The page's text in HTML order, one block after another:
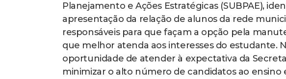
Planejamento e Ações Estratégicas (SUBPAE),
apresentação da relação de alunos da rede
responsáveis para que façam a opção pela
que melhor atenda aos interesses do estudante.
oportunidade de atender à expectativa da
minimizar o alto número de candidatos ao ensino